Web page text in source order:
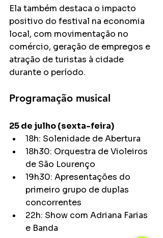
Ela também destaca o impacto
positivo do festival na economia
local, com movimentação no
comércio, geração de empregos e
atração de turistas à cidade
durante o período.
Programação musical
25 de julho (sexta-feira)
18h: Solenidade de Abertura
18h30: Orquestra de Violeiros
de São Lourenço
19h30: Apresentações do
primeiro grupo de duplas
concorrentes
22h: Show com Adriana Farias
e Banda